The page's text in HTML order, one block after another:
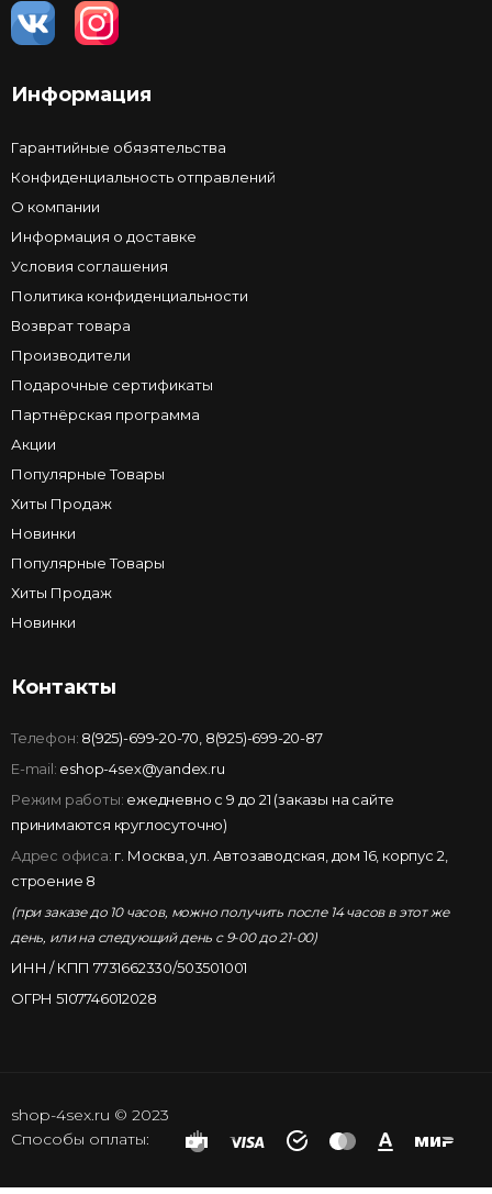
Информация
Гарантийные обязятельства
Конфиденциальность отправлений
О компании
Информация о доставке
Условия соглашения
Политика конфиденциальности
Возврат товара
Производители
Подарочные сертификаты
Партнёрская программа
Акции
Популярные Товары
Хиты Продаж
Новинки
Популярные Товары
Хиты Продаж
Новинки
Контакты
Телефон: 8(925)-699-20-70 8(925)-699-20-87
E-mail: eshop-4sex@yandex.ru
Режим работы: ежедневно с 9 до 21 (заказы на сайте
принимаются круглосуточно)
Адрес офиса: г. Москва, ул. Автозаводская, дом 16, корпус 2,
строение 8
(при заказе до 10 часов, можно получить после 14 часов в этот же
день, или на следующий день с 9-00 до 21-00)
ИНН / КПП 7731662330/503501001
ОГРН 5107746012028
shop-4sex.ru © 2023
Способы оплаты: